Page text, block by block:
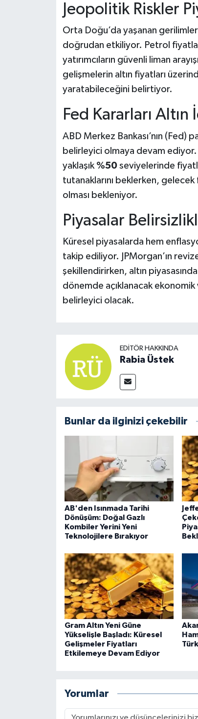
Jeopolitik Riskler
Orta Doğu’da yaşanan
doğrudan etkiliyor. Petrol
yatırımcıların güvenli liman
gelişmelerin altın fiyatları
yaratabileceğini belirtiyor.
Fed Kararları
ABD Merkez Bankası’nın (Fed)
belirleyici olmaya devam ediyor.
yaklaşık %50seviyelerinde
tutanaklarını beklerken, gelecek
olması bekleniyor.
Piyasalar
Küresel piyasalarda hem
takip ediliyor. JPMorgan’ın
şekillendirirken, altın
dönemde açıklanacak
belirleyici olacak.
EDITÖR HAKKINDA
Rabia Üstek
Bunlar da ilginizi çekebilir
AB'den Isınmada Tarihi
Dönüşüm: Doğal Gazlı
Kombiler Yerini Yeni
Teknolojilere Bırakıyor
Gram Altın Yeni Güne
Yükselişle Başladı: Küresel
Gelişmeler Fiyatları
Etkilemeye Devam Ediyor
Yorumlar